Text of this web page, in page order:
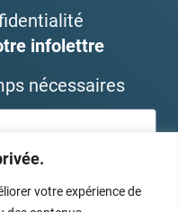
votre expérience de
infolettre
nécessaires